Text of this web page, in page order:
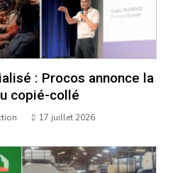
: Procos annonce la
copié-collé
17 juillet 2026